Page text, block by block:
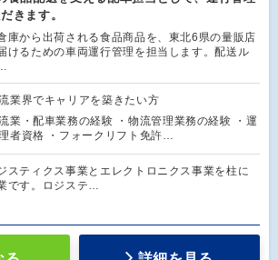
きます。
庫から出荷される食品商品を、東北6県の量販店
けるための車両運行管理を担当します。配送ル
流業界でキャリアを築きたい方
流業・配車業務の経験 ・物流管理業務の経験 ・運
者資格 ・フォークリフト免許…
スティクス事業とエレクトロニクス事業を柱に
です。ロジステ…